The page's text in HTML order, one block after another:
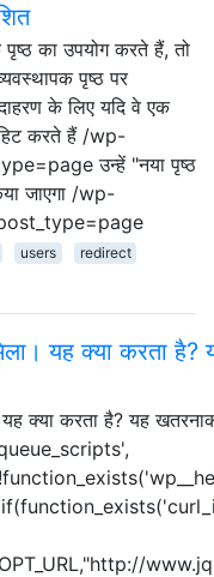
का उपयोग करते हैं, तो
पृष्ठ पर
के लिए यदि वे एक
हिट करते हैं /wp-
उन्हें "नया पृष्ठ
जाएगा /wp-
users
redirect
यह क्या करता है?
क्या करता है? यह